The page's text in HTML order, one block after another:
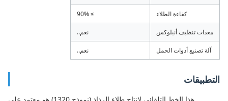
كفاءة الطلاء ≥ 90%
معدات تنظيف أنيلوكس نعم..
آلة تصنيع أدوات الحمل نعم..
التطبيقات